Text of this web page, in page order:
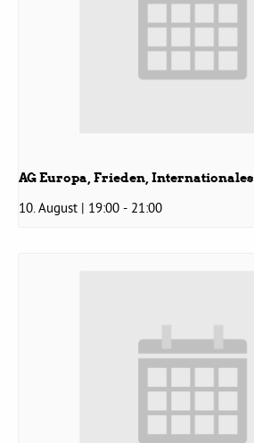
Fraktionsgeschäftsstelle
AG Europa, Frieden, Internationales
10. August | 19:00 - 21:00